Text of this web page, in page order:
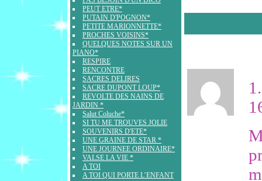
PEUT ETRE*
PUTAIN D'POGNON*
PETITE MARIONNETTE*
PROCHES VOISINS*
QUELQUES NOTES SUR UN
PIANO*
RESPIRE
RENCONTRE
SACRES DELIRES
SACRE DUPONT LOUP*
REVOLTE DES NAINS DE
JARDIN *
Salut Coluche*
SI TU ME TROUVES JOLIE
SOUVENIRS D'ETE*
UNE GRAINE DE STAR *
UNE JOURNEE ORDINAIRE*
VALSE LA VIE *
A TOI
A TOI QUI PORTE L’ENFANT
1.